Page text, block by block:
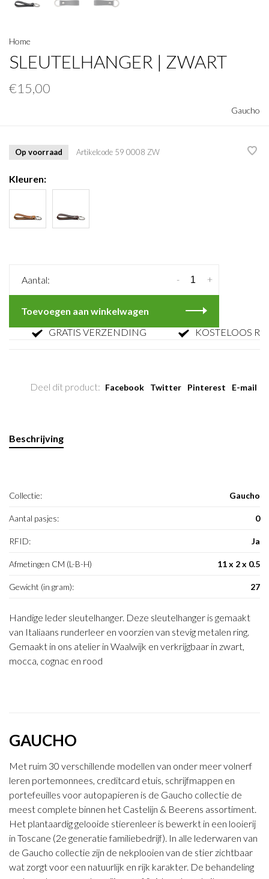
Home
SLEUTELHANGER | ZWART
€15,00
Gaucho
Op voorraad Artikelcode 59 0008 ZW
Kleuren:
Aantal: +
-
Toevoegen aan winkelwagen
GRATIS VERZENDING
KOSTELOOS
Deel dit product: Facebook Twitter Pinterest E-mail
Beschrijving
Collectie: Gaucho
Aantal pasjes: 0
RFID: Ja
Afmetingen CM (L-B-H) 11 x 2 x 0.5
Gewicht (in gram): 27
Handige leder sleutelhanger. Deze sleutelhanger is gemaakt
van Italiaans runderleer en voorzien van stevig metalen ring.
Gemaakt in ons atelier in Waalwijk en verkrijgbaar in zwart,
mocca, cognac en rood
GAUCHO
Met ruim 30 verschillende modellen van onder meer volnerf
leren portemonnees, creditcard etuis, schrijfmappen en
portefeuilles voor autopapieren is de Gaucho collectie de
meest complete binnen het Castelijn & Beerens assortiment.
Het plantaardig gelooide stierenleer is bewerkt in een looierij
in Toscane (2e generatie familiebedrijf). In alle lederwaren van
de Gaucho collectie zijn de nekplooien van de stier zichtbaar
wat zorgt voor een natuurlijk en rijk karakter. De behandeling